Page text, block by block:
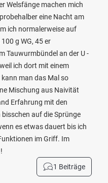
Welsfänge machen mich
eine Nacht am
ich normalerweise auf
g WG, 45 er
Tauwurmbündel an der U -
ich dort mit einem
man das Mal so
Mischung aus Naivität
Erfahrung mit den
auf die Sprünge
es etwas dauert bis ich
im Griff. Im
1 Beiträge